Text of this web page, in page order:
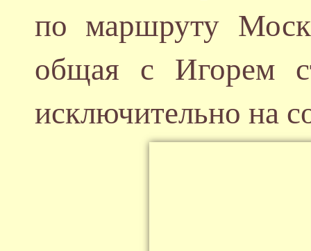
по маршруту
общая с Игорем
исключительно на